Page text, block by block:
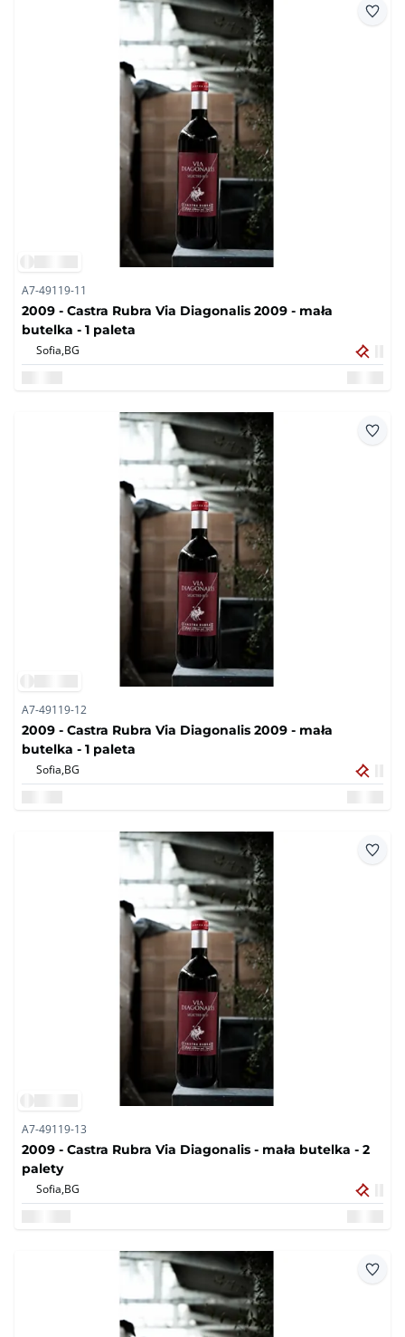
A7-49119-11
2009 - Castra Rubra Via Diagonalis 2009 - mała
butelka - 1 paleta
Sofia,BG
A7-49119-12
2009 - Castra Rubra Via Diagonalis 2009 - mała
butelka - 1 paleta
Sofia,BG
A7-49119-13
2009 - Castra Rubra Via Diagonalis - mała butelka - 2
palety
Sofia,BG